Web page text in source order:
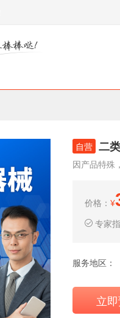
自营 二
因产品特殊
价格： ¥
专家
服务地区：
立